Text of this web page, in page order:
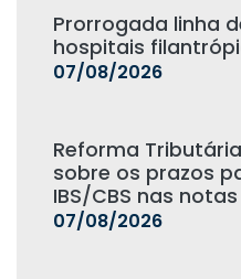
Prorrogada linha
hospitais
07/08/2026
Reforma
sobre os prazos
IBS/CBS nas
07/08/2026